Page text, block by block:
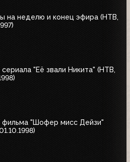
на неделю и конец эфира (НТВ,
"Её звали Никита" (НТВ,
фильма "Шофер мисс Дейзи"